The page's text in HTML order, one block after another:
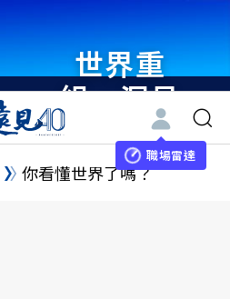
世界重
組・洞見
未來 與
世界領袖
職場雷達
你看懂世界了嗎？